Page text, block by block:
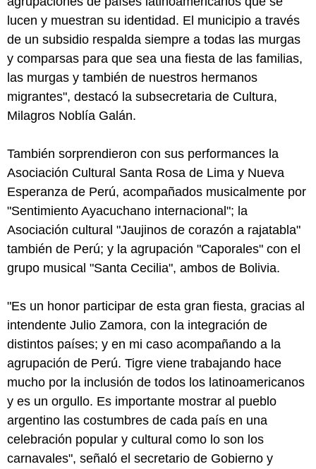
lucen y muestran su identidad. El municipio a través
de un subsidio respalda siempre a todas las murgas
y comparsas para que sea una fiesta de las familias,
las murgas y también de nuestros hermanos
migrantes", destacó la subsecretaria de Cultura,
Milagros Noblía Galán.
También sorprendieron con sus performances la
Asociación Cultural Santa Rosa de Lima y Nueva
Esperanza de Perú, acompañados musicalmente por
"Sentimiento Ayacuchano internacional"; la
Asociación cultural "Jaujinos de corazón a rajatabla"
también de Perú; y la agrupación "Caporales" con el
grupo musical "Santa Cecilia", ambos de Bolivia.
"Es un honor participar de esta gran fiesta, gracias al
intendente Julio Zamora, con la integración de
distintos países; y en mi caso acompañando a la
agrupación de Perú. Tigre viene trabajando hace
mucho por la inclusión de todos los latinoamericanos
y es un orgullo. Es importante mostrar al pueblo
argentino las costumbres de cada país en una
celebración popular y cultural como lo son los
carnavales", señaló el secretario de Gobierno y